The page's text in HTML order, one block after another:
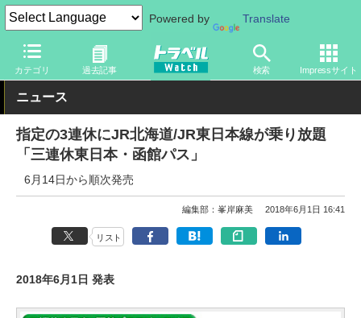
Powered by Translate
カテゴリ 過去記事 検索 Impressサイト
トラベル Watch 地域 国内旅行
ニュース
指定の3連休にJR北海道/JR東日本線が乗り放題
「三連休東日本・函館パス」
6月14日から順次発売
編集部：峯岸麻美 2018年6月1日 16:41
リスト
2018年6月1日 発表